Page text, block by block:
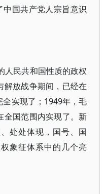
中国共产党人宗旨意识
人民共和国性质的政权
解放战争期间，已经在
实现了；1949年，毛
全国范围内实现了。新
处处体现，国号、国
象征体系中的几个亮